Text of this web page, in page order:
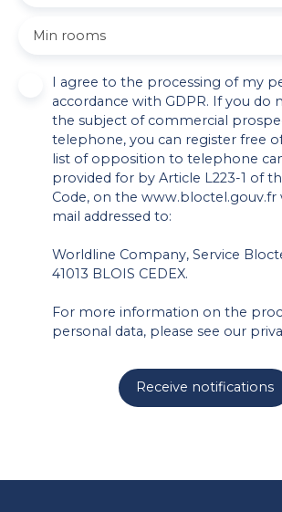
Min rooms
I agree to the processing of my
accordance with GDPR. If you do
the subject of commercial
telephone, you can register free
list of opposition to telephone
provided for by Article L223-1 of
Code, on the
mail addressed to:
Worldline Company, Service
41013 BLOIS CEDEX.
For more information on the
personal data, please see our
Receive notifications